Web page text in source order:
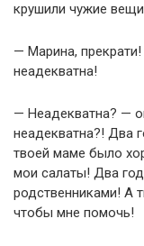
крушили чужие
— Марина,
неадекватна!
— Неадекватна? —
неадекватна?! Два
твоей маме было
мои салаты! Два
родственниками! А
чтобы мне помочь!